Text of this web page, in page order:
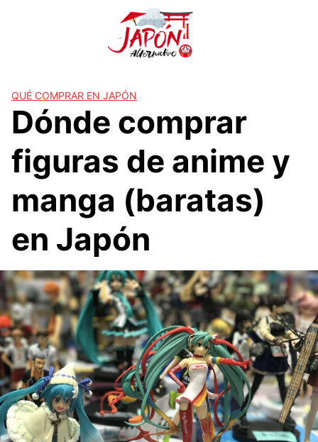
o
QUÉ COMPRAR EN JAPÓN
Dónde comprar
figuras de anime y
manga (baratas)
en Japón